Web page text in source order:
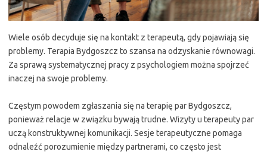
Wiele osób decyduje się na kontakt z terapeutą, gdy pojawiają się
problemy. Terapia Bydgoszcz to szansa na odzyskanie równowagi.
Za sprawą systematycznej pracy z psychologiem można spojrzeć
inaczej na swoje problemy.
Częstym powodem zgłaszania się na terapię par Bydgoszcz,
ponieważ relacje w związku bywają trudne. Wizyty u terapeuty par
uczą konstruktywnej komunikacji. Sesje terapeutyczne pomaga
odnaleźć porozumienie między partnerami, co często jest